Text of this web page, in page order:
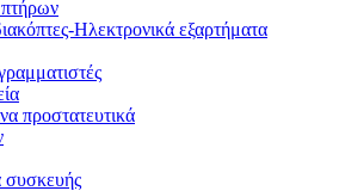
Ηλεκτρονικά εξαρτήματα
προστατευτικά
συσκευής